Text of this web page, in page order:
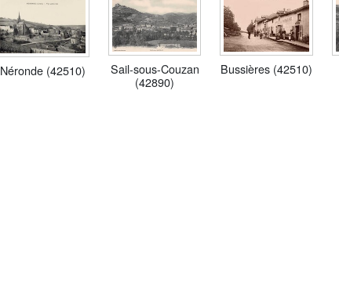
Néronde (42510)
Sail-sous-Couzan
(42890)
Bussières (42510)